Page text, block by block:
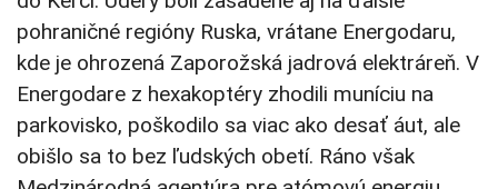
pohraničné regióny Ruska, vrátane Energodaru,
kde je ohrozená Zaporožská jadrová elektráreň. V
Energodare z hexakoptéry zhodili muníciu na
parkovisko, poškodilo sa viac ako desať áut, ale
obišlo sa to bez ľudských obetí. Ráno však